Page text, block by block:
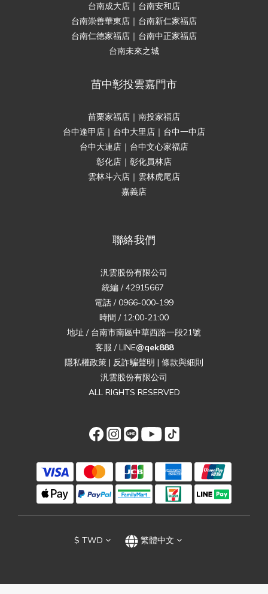
台南成大店｜台南安和店
台南崇善華東店｜台南新仁家福店
台南仁德家福店｜台南中正家福店
台南未來之城
苗中彰投雲嘉門市
苗栗家福店｜南投家福店
台中逢甲店｜台中大里店｜台中一中店
台中大連店｜台中文心家福店
彰化店｜彰化員林店
雲林斗六店｜雲林虎尾店
嘉義店
聯絡我們
汎雲股份有限公司
統編 / 42915667
電話 / 0966-000-199
時間 / 12:00-21:00
地址 / 台南市南區中華西路一段21號
客服 / LINE@qek888
隱私權政策 | 反詐騙聲明 | 條款與細則
汎雲股份有限公司
ALL RIGHTS RESERVED
$ TWD 繁體中文